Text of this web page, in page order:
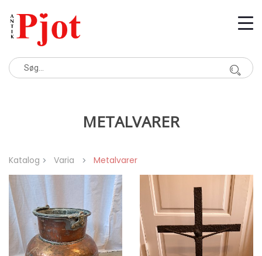
METALVARER
Katalog Varia Metalvarer